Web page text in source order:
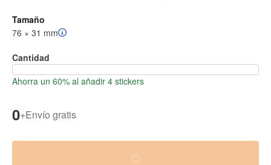
Tamaño
76 × 31 mm
Cantidad
Ahorra un 60% al añadir 4 stickers
0+Envío gratis